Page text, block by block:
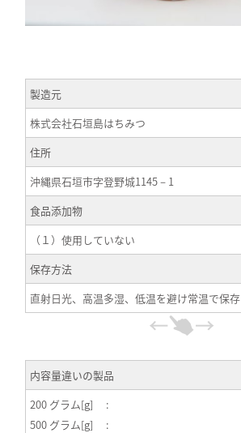
製造元
株式会社石垣島はちみつ
住所
沖縄県石垣市字登野城1145－1
食品添加物
（１）使用していない
保存方法
直射日光、高温多湿、低温を避け常温で保存
内容量違いの製品
200 グラム[g] :
500 グラム[g] :